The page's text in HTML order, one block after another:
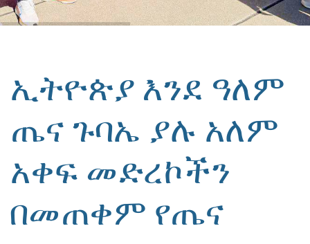
ኢትዮጵያ እንደ ዓለም
ጤና ጉባኤ ያሉ አለም
አቀፍ መድረኮችን
በመጠቀም የጤና